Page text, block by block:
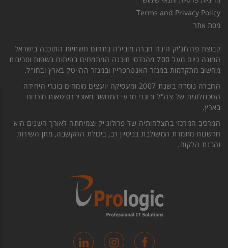
Terms and Privacy Policy
מפת אתר
קבוצת פרולוג'יק הינה חברה מובילה בתחום תשתיות התוכנה בישראל
המונה כיום מעל 700 מהנדסי תוכנה המתמחים בפיתוח בשפות וסביבות
מחשוב מתקדמות במגזר האנטרפרייז ובמגזר ההייטק בארץ ובחו"ל.
החברה נוסדה בשנת 2007 ומעסיקה יועצים מומחים בוגרי היחידה
הטכנולוגית של צה"ל ובוגרי מדעי המחשב מאוניברסיטאות מוכרות
בארץ.
המרכיב המרכזי בהצלחותיה של פרולוג'יק וצמיחתה לאורך השנים היא
חדשנות מתמדת המשולבת בניסיון רב, ביכולת ההקשבה, מתן השירות
והבנת הלקוח.